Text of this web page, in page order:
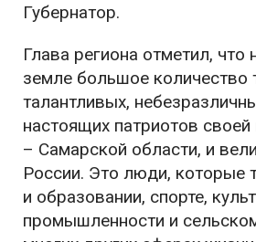
Губернатор.
Глава региона отметил, что
земле большое количество
талантливых,
настоящих патриотов
– Самарской области, и
России. Это люди, которые
и образовании, спорте,
промышленности и